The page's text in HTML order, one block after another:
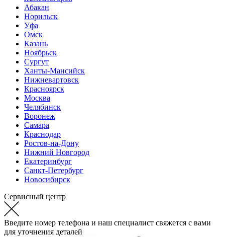
Абакан
Норильск
Уфа
Омск
Казань
Ноябрьск
Сургут
Ханты-Мансийск
Нижневартовск
Красноярск
Москва
Челябинск
Воронеж
Самара
Краснодар
Ростов-на-Дону
Нижний Новгород
Екатеринбург
Санкт-Петербург
Новосибирск
Сервисный центр
Введите номер телефона и наш специалист свяжется с вами
для уточнения деталей